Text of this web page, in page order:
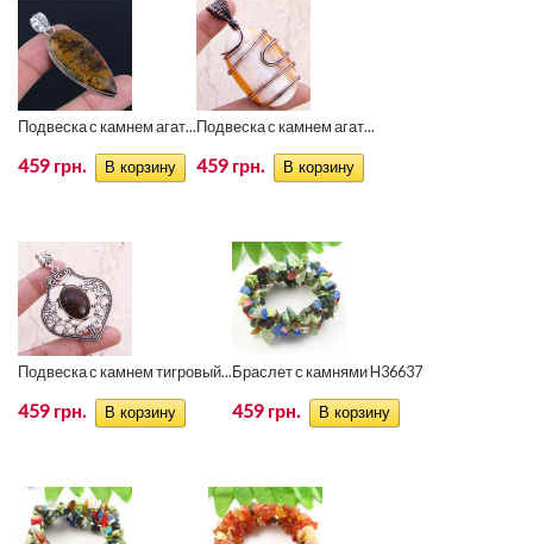
Подвеска с камнем агат...
459 грн.
Подвеска с камнем агат...
459 грн.
Подвеска с камнем тигровый...
459 грн.
Браслет с камнями H36637
459 грн.